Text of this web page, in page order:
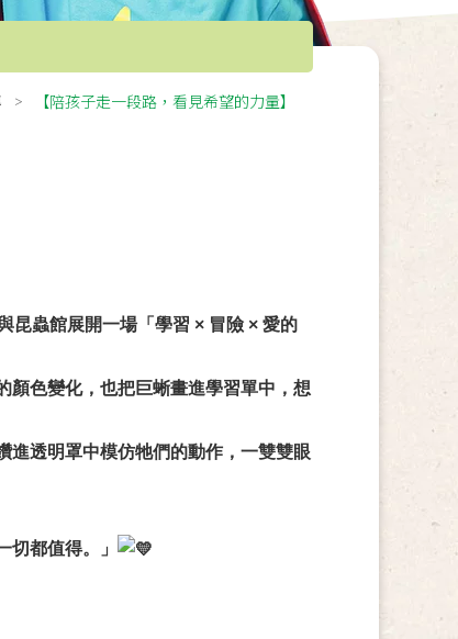
【陪孩子走一段路，看見希望的力量】
昆蟲館展開一場「學習 × 冒險 × 愛的
顏色變化，也把巨蜥畫進學習單中，想
進透明罩中模仿牠們的動作，一雙雙眼
都值得。」